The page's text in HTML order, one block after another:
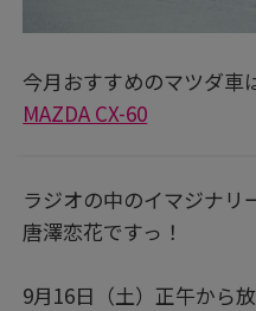
今月おすすめのマツダ車
MAZDA CX-60
ラジオの中のイマジナリ
唐澤恋花ですっ！
9月16日（土）正午から